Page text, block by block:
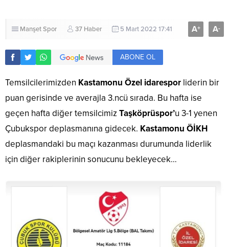
ManşetSpor 37 Haber 5 Mart 2022 17:41 A+ A-
ABONE OL
Temsilcilerimizden Kastamonu Özel idarespor liderin bir
puan gerisinde ve averajla 3.ncü sırada. Bu hafta ise
geçen hafta diğer temsilcimizTaşköprüspor’u 3-1 yenen
Çubukspor deplasmanına gidecek. Kastamonu ÖİKH
deplasmandaki bu maçı kazanması durumunda liderlik
için diğer rakiplerinin sonucunu bekleyecek…